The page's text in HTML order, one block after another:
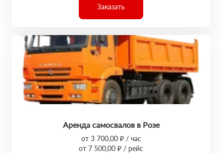
Заказать
Аренда самосвалов в Розе
от 3 700,00 ₽ / час
от 7 500,00 ₽ / рейс